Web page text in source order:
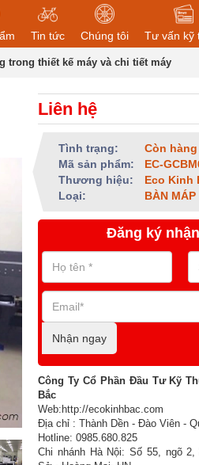
Tin tức Chúng tôi Tư vấn kỹ
trong thiết kế máy và chi tiết máy
Liên hệ
Tình trạng:
Còn hàng
Mã sản phẩm:
EC-
Thương hiệu:
Eco Kinh
Loại:
BÀN MÁP
Đăng ký
Nhận ngay
Công Ty Cổ Phần Đầu Tư Kỹ
Bắc
Web:http://ecokinhbac.com
Địa chỉ : Thành Dền - Đào Viên -
Hotline: 0985.680.825
Chi nhánh Hà Nội: Số 55, ngõ